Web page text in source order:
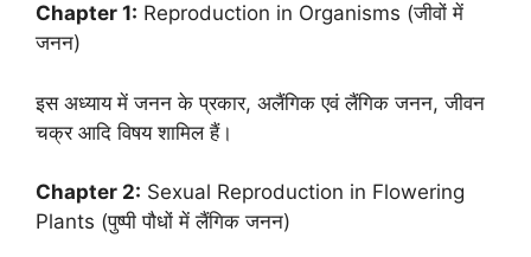
Chapter 1: Reproduction in Organisms (जीवों में
जनन)
इस अध्याय में जनन के प्रकार, अलैंगिक एवं लैंगिक जनन, जीवन
चक्र आदि विषय शामिल हैं।
Chapter 2: Sexual Reproduction in Flowering
Plants (पुष्पी पौधों में लैंगिक जनन)